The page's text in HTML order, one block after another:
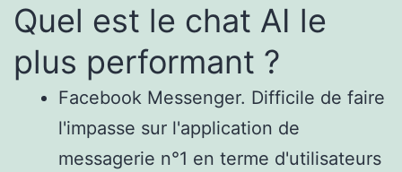
Quel est le chat AI le
plus performant ?
Facebook Messenger. Difficile de faire
l'impasse sur l'application de
messagerie n°1 en terme d'utilisateurs